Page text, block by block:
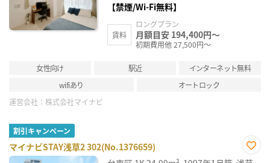
【禁煙/Wi-Fi無料】
賃料
ロングプラン
月額目安 194,400円～
初期費用他 27,500円～
女性向け 駅近
インターネット無料
wifiあり
オートロック
運営会社： 株式会社マイナビ
割引キャンペーン
マイナビSTAY浅草2 302(No.1376659)
お気